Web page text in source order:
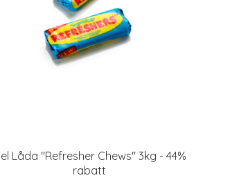
Låda "Refresher Chews" 3kg - 44%
rabatt